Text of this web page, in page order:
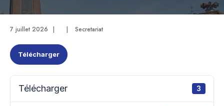
7 juillet 2026 | | Secretariat
Télécharger
Télécharger 3